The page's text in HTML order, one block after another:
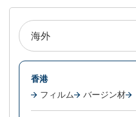
香港
フィルム
バージン材